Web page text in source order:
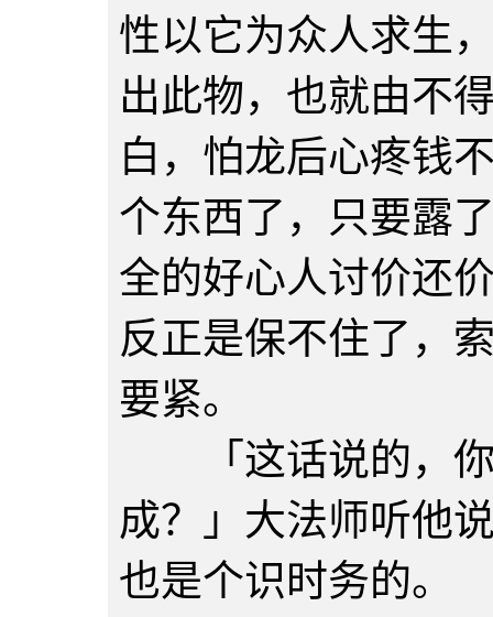
性以它为众人求生
出此物，也就由不
白，怕龙后心疼钱
个东西了，只要露
全的好心人讨价还
反正是保不住了，
要紧。
「这话说的，你
成？」大法师听他
也是个识时务的。